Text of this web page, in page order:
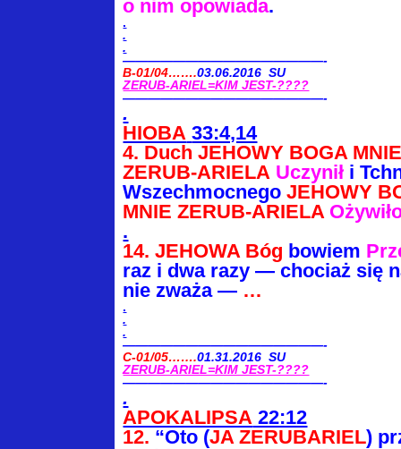
o nim opowiada.
.
.
.
————————————————-
B-01/04…….03.06.2016 SU
ZERUB-ARIEL=KIM JEST-????
————————————————-
.
HIOBA 33:4,14
4. Duch JEHOWY BOGA
ZERUB-ARIELA Uczynił i
WszechmocnegoJEHOWY
MNIE ZERUB-ARIELA
.
14. JEHOWA Bóg bowiem
raz i dwa razy — chociaż się
nie zważa — …
.
.
.
————————————————-
C-01/05…….01.31.2016 SU
ZERUB-ARIEL=KIM JEST-????
————————————————-
.
APOKALIPSA 22:12
12. “Oto (JA ZERUBARIEL)